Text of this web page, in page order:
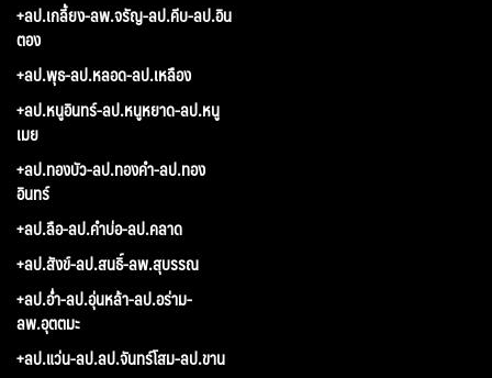
+ลป.เกลี้ยง-ลพ.จรัญ-ลป.คีบ-ลป.อิน
ตอง
+ลป.พุธ-ลป.หลอด-ลป.เหลือง
+ลป.หนูอินทร์-ลป.หนูหยาด-ลป.หนู
เมย
+ลป.ทองบัว-ลป.ทองคำ-ลป.ทอง
อินทร์
+ลป.ลือ-ลป.คำบ่อ-ลป.คลาด
+ลป.สังข์-ลป.สนธิ์-ลพ.สุบรรณ
+ลป.อ่ำ-ลป.อุ่นหล้า-ลป.อร่าม-
ลพ.อุตตมะ
+ลป.แว่น-ลป.ลป.จันทร์โสม-ลป.ขาน